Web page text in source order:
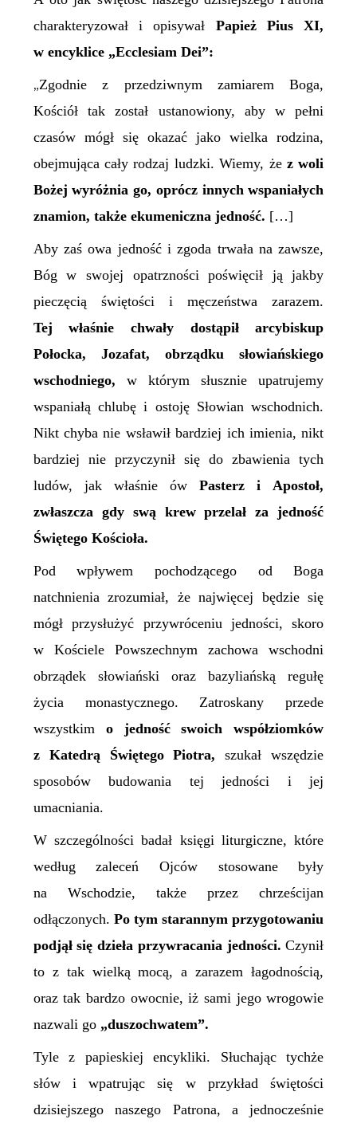
charakteryzował i opisywał Papież Pius XI,
w encyklice „Ecclesiam Dei”:
„Zgodnie z przedziwnym zamiarem Boga,
Kościół tak został ustanowiony, aby w pełni
czasów mógł się okazać jako wielka rodzina,
obejmująca cały rodzaj ludzki. Wiemy, że z woli
Bożej wyróżnia go, oprócz innych wspaniałych
znamion, także ekumeniczna jedność. […]
Aby zaś owa jedność i zgoda trwała na zawsze,
Bóg w swojej opatrzności poświęcił ją jakby
pieczęcią świętości i męczeństwa zarazem.
Tej właśnie chwały dostąpił arcybiskup
Połocka, Jozafat, obrządku słowiańskiego
wschodniego, w którym słusznie upatrujemy
wspaniałą chlubę i ostoję Słowian wschodnich.
Nikt chyba nie wsławił bardziej ich imienia, nikt
bardziej nie przyczynił się do zbawienia tych
ludów, jak właśnie ówPasterz i Apostoł,
zwłaszcza gdy swą krew przelał za jedność
Świętego Kościoła.
Pod wpływem pochodzącego od Boga
natchnienia zrozumiał, że najwięcej będzie się
mógł przysłużyć przywróceniu jedności, skoro
w Kościele Powszechnym zachowa wschodni
obrządek słowiański oraz bazyliańską regułę
życia monastycznego. Zatroskany przede
wszystkim o jedność swoich współziomków
z Katedrą Świętego Piotra, szukał wszędzie
sposobów budowania tej jedności i jej
umacniania.
W szczególności badał księgi liturgiczne, które
według zaleceń Ojców stosowane były
na Wschodzie, także przez chrześcijan
odłączonych. Po tym starannym przygotowaniu
podjął się dzieła przywracania jedności. Czynił
to z tak wielką mocą, a zarazem łagodnością,
oraz tak bardzo owocnie, iż sami jego wrogowie
nazwali go „duszochwatem”.
Tyle z papieskiej encykliki. Słuchając tychże
słów i wpatrując się w przykład świętości
dzisiejszego naszego Patrona, a jednocześnie